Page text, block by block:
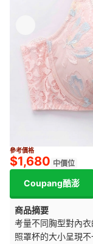
參考價格
$1,680 中價位
Coupang酷澎
商品摘要
考量不同胸型對內
照罩杯的大小呈現